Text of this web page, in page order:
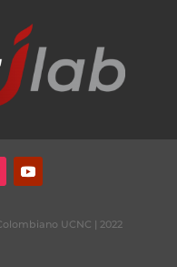
UCNC | 2022